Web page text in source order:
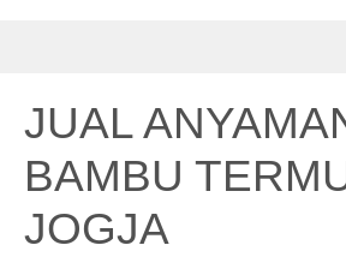
JUAL
BAMBU
JOGJA